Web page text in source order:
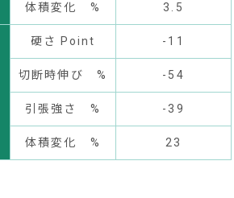
体積変化 % 3.5
硬さ Point -11
切断時伸び % -54
引張強さ % -39
体積変化 % 23